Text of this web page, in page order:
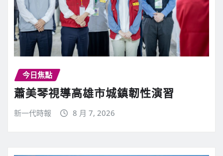
今日焦點
蕭美琴視導高雄市城鎮韌性演習
新一代時報 8 月 7, 2026